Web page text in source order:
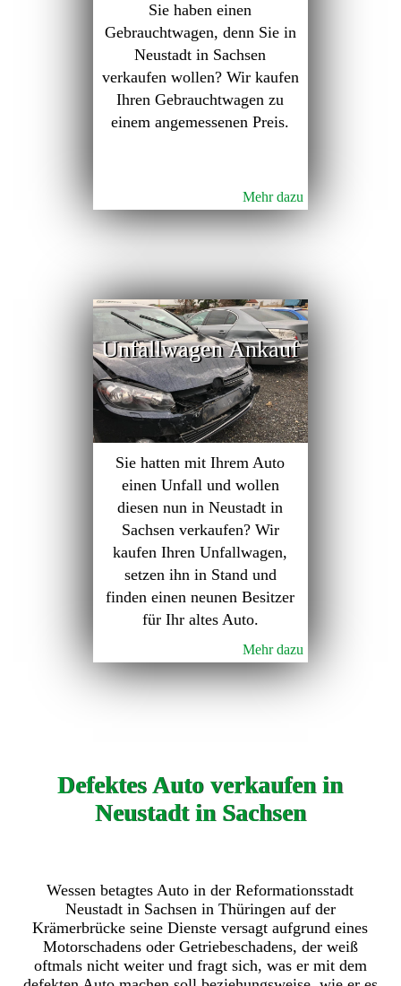
Sie haben einen
Gebrauchtwagen, denn Sie in
Neustadt in Sachsen
verkaufen wollen? Wir kaufen
Ihren Gebrauchtwagen zu
einem angemessenen Preis.
Mehr dazu
Unfallwagen Ankauf
Sie hatten mit Ihrem Auto
einen Unfall und wollen
diesen nun in Neustadt in
Sachsen verkaufen? Wir
kaufen Ihren Unfallwagen,
setzen ihn in Stand und
finden einen neunen Besitzer
für Ihr altes Auto.
Mehr dazu
Defektes Auto verkaufen in
Neustadt in Sachsen
Wessen betagtes Auto in der Reformationsstadt
Neustadt in Sachsen in Thüringen auf der
Krämerbrücke seine Dienste versagt aufgrund eines
Motorschadens oder Getriebeschadens, der weiß
oftmals nicht weiter und fragt sich, was er mit dem